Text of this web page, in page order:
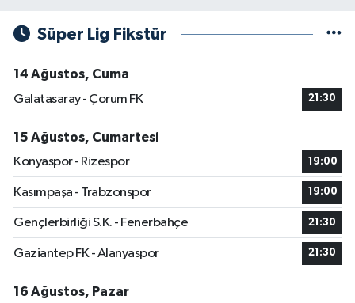
Süper Lig Fikstür
14 Ağustos, Cuma
Galatasaray - Çorum FK
21:30
15 Ağustos, Cumartesi
Konyaspor - Rizespor
19:00
Kasımpaşa - Trabzonspor 19:00
Gençlerbirliği S.K. - Fenerbahçe 21:30
Gaziantep FK - Alanyaspor 21:30
16 Ağustos, Pazar